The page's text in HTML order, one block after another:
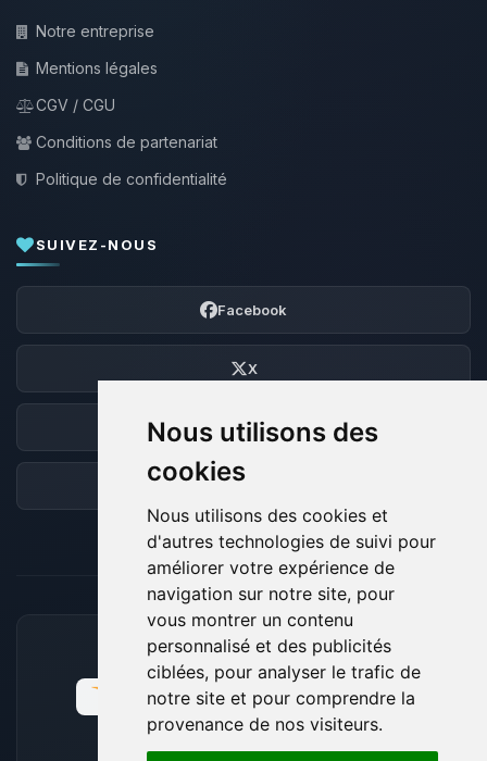
Nous utilisons des
cookies
Nous utilisons des cookies et
d'autres technologies de suivi pour
améliorer votre expérience de
navigation sur notre site, pour
vous montrer un contenu
personnalisé et des publicités
ciblées, pour analyser le trafic de
notre site et pour comprendre la
provenance de nos visiteurs.
Notre entreprise
Mentions légales
CGV / CGU
Conditions de partenariat
Politique de confidentialité
SUIVEZ-NOUS
Facebook
X
Discord
Forum
MOYENS DE PAIEMENT ACCEPTÉS